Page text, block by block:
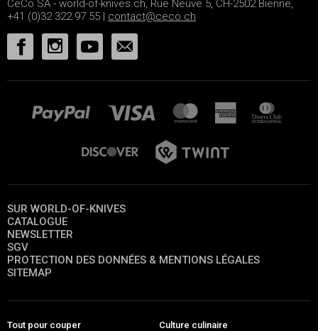
CeCo SA - world-of-knives.ch, Rue Neuve 5, CH-2502 Bienne,
+41 (0)32 322 97 55 | contact@ceco.ch
SUR WORLD-OF-KNIVES
CATALOGUE
NEWSLETTER
SGV
PROTECTION DES DONNÉES & MENTIONS LÉGALES
SITEMAP
Tout pour couper Culture culinaire